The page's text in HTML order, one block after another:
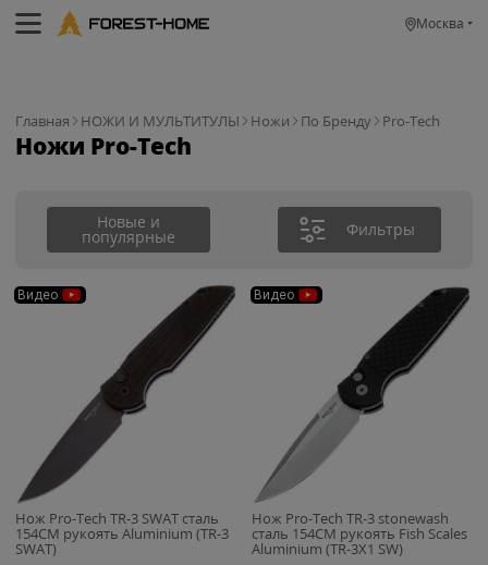
Москва
Главная НОЖИ И МУЛЬТИТУЛЫ Ножи По Бренду Pro-Tech
Ножи Pro-Tech
Новые и
популярные Фильтры
Видео
Нож Pro-Tech TR-3 SWAT сталь
154CM рукоять Aluminium (TR-3
SWAT)
Видео
Нож Pro-Tech TR-3 stonewash
сталь 154CM рукоять Fish Scales
Aluminium (TR-3X1 SW)